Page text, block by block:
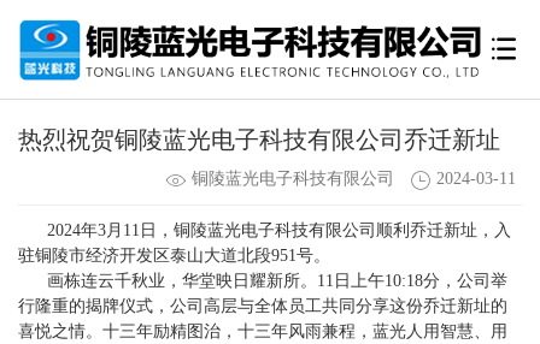
热烈祝贺铜陵蓝光电子科技有限公司乔迁新址
铜陵蓝光电子科技有限公司 2024-03-11
2024年3月11日，铜陵蓝光电子科技有限公司顺利乔迁新址，入
驻铜陵市经济开发区泰山大道北段951号。
画栋连云千秋业，华堂映日耀新所。11日上午10:18分，公司举
行隆重的揭牌仪式，公司高层与全体员工共同分享这份乔迁新址的
喜悦之情。十三年励精图治，十三年风雨兼程，蓝光人用智慧、用